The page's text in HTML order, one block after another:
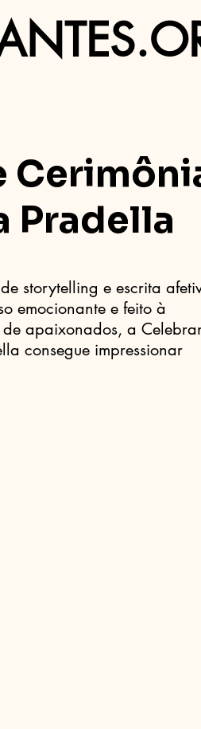
Pradella
storytelling e escrita
emocionante e feito à
apaixonados, a
consegue impressionar